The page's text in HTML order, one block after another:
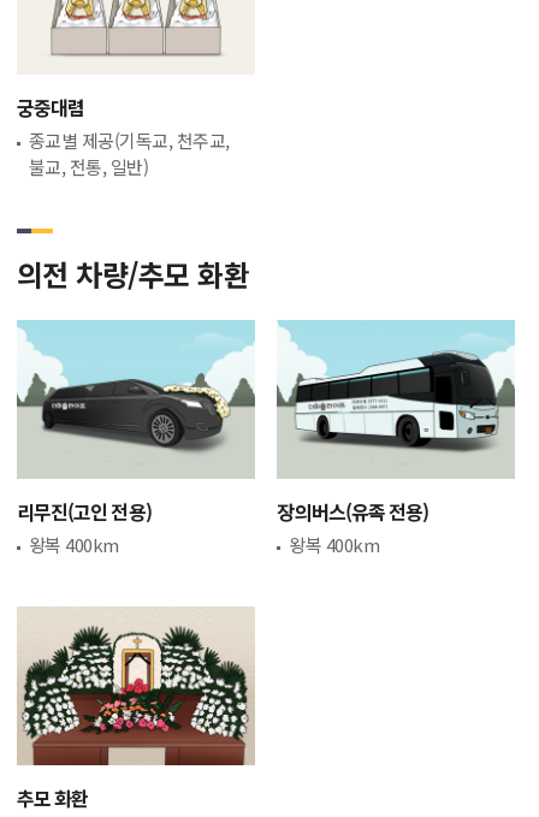
궁중대렴
종교별 제공(기독교, 천주교,
불교, 전통, 일반)
의전 차량/추모 화환
리무진(고인 전용)
왕복 400km
장의버스(유족 전용)
왕복 400km
추모 화환